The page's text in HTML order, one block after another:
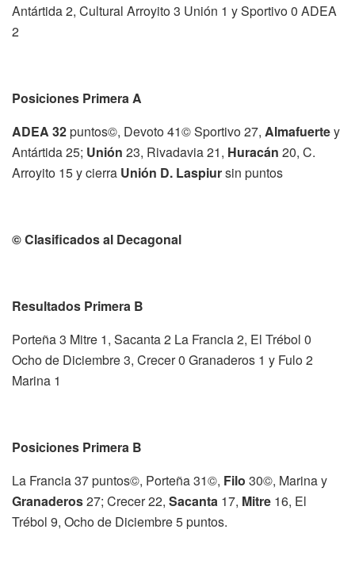
Antártida 2, Cultural Arroyito 3 Unión 1 y Sportivo 0 ADEA
2
Posiciones Primera A
ADEA 32puntos©, Devoto 41© Sportivo 27, Almafuertey
Antártida 25; Unión 23, Rivadavia 21, Huracán 20, C.
Arroyito 15 y cierra Unión D. Laspiursin puntos
© Clasificados al Decagonal
Resultados Primera B
Porteña 3 Mitre 1, Sacanta 2 La Francia 2, El Trébol 0
Ocho de Diciembre 3, Crecer 0 Granaderos 1 y Fulo 2
Marina 1
Posiciones Primera B
La Francia 37 puntos©, Porteña 31©, Filo 30©, Marina y
Granaderos27; Crecer 22, Sacanta 17, Mitre 16, El
Trébol 9, Ocho de Diciembre 5 puntos.